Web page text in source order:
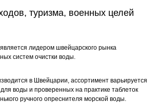
туризма, военных целей
лидером швейцарского рынка
систем очистки воды.
в Швейцарии, ассортимент варьируется
воды и проверенных на практике таблеток
ручного опреснителя морской воды.